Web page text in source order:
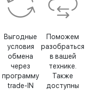
Выгодные
условия
обмена
через
программу
trade-IN
Поможем
разобраться
в вашей
технике.
Также
доступны